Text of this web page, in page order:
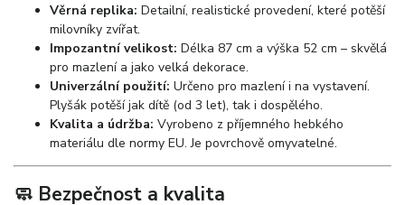
Věrná replika: Detailní, realistické provedení, které potěší
milovníky zvířat.
Impozantní velikost: Délka 87 cm a výška 52 cm – skvělá
pro mazlení a jako velká dekorace.
Univerzální použití: Určeno pro mazlení i na vystavení.
Plyšák potěší jak dítě (od 3 let), tak i dospělého.
Kvalita a údržba: Vyrobeno z příjemného hebkého
materiálu dle normy EU. Je povrchově omyvatelné.
🧼 Bezpečnost a kvalita